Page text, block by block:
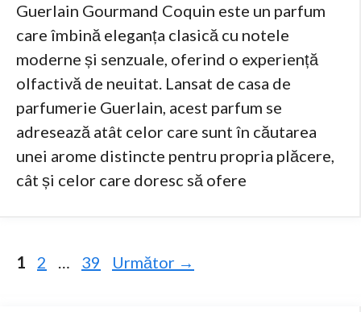
Guerlain Gourmand Coquin este un parfum
care îmbină eleganța clasică cu notele
moderne și senzuale, oferind o experiență
olfactivă de neuitat. Lansat de casa de
parfumerie Guerlain, acest parfum se
adresează atât celor care sunt în căutarea
unei arome distincte pentru propria plăcere,
cât și celor care doresc să ofere
Pagina
1 Pagina
2 … Pagina
39 Următor →